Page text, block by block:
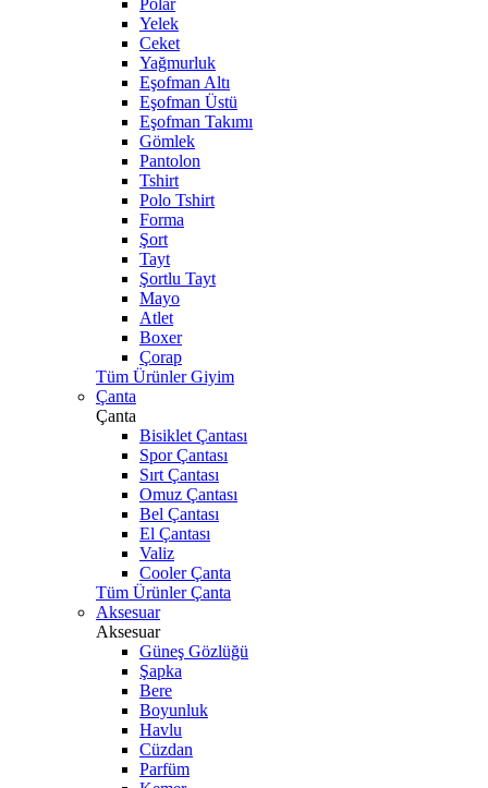
Polar
Yelek
Ceket
Yağmurluk
Eşofman Altı
Eşofman Üstü
Eşofman Takımı
Gömlek
Pantolon
Tshirt
Polo Tshirt
Forma
Şort
Tayt
Şortlu Tayt
Mayo
Atlet
Boxer
Çorap
Tüm Ürünler Giyim
Çanta
Çanta
Bisiklet Çantası
Spor Çantası
Sırt Çantası
Omuz Çantası
Bel Çantası
El Çantası
Valiz
Cooler Çanta
Tüm Ürünler Çanta
Aksesuar
Aksesuar
Güneş Gözlüğü
Şapka
Bere
Boyunluk
Havlu
Cüzdan
Parfüm